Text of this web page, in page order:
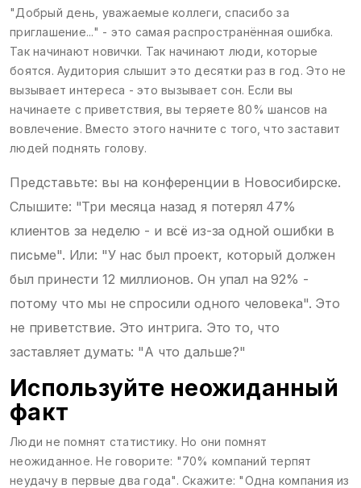
"Добрый день, уважаемые коллеги, спасибо за
приглашение..." - это самая распространённая ошибка.
Так начинают новички. Так начинают люди, которые
боятся. Аудитория слышит это десятки раз в год. Это не
вызывает интереса - это вызывает сон. Если вы
начинаете с приветствия, вы теряете 80% шансов на
вовлечение. Вместо этого начните с того, что заставит
людей поднять голову.
Представьте: вы на конференции в Новосибирске.
Слышите: "Три месяца назад я потерял 47%
клиентов за неделю - и всё из-за одной ошибки в
письме". Или: "У нас был проект, который должен
был принести 12 миллионов. Он упал на 92% -
потому что мы не спросили одного человека". Это
не приветствие. Это интрига. Это то, что
заставляет думать: "А что дальше?"
Используйте неожиданный
факт
Люди не помнят статистику. Но они помнят
неожиданное. Не говорите: "70% компаний терпят
неудачу в первые два года". Скажите: "Одна компания из